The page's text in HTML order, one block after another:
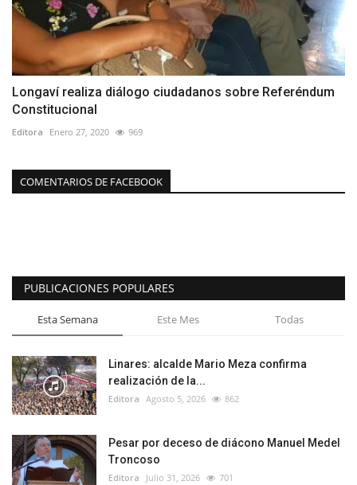
Longaví realiza diálogo ciudadanos sobre Referéndum
Constitucional
Editora Enero 27, 2020 969
COMENTARIOS DE FACEBOOK
PUBLICACIONES POPULARES
Esta Semana Este Mes Todas
Linares: alcalde Mario Meza confirma
realización de la...
Editora Agosto 5, 2026 862
Pesar por deceso de diácono Manuel Medel
Troncoso
Editora Julio 31, 2026 701